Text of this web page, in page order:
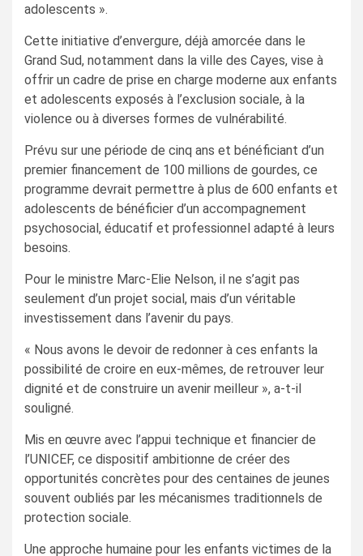
adolescents ».
Cette initiative d’envergure, déjà amorcée dans le
Grand Sud, notamment dans la ville des Cayes, vise à
offrir un cadre de prise en charge moderne aux enfants
et adolescents exposés à l’exclusion sociale, à la
violence ou à diverses formes de vulnérabilité.
Prévu sur une période de cinq ans et bénéficiant d’un
premier financement de 100 millions de gourdes, ce
programme devrait permettre à plus de 600 enfants et
adolescents de bénéficier d’un accompagnement
psychosocial, éducatif et professionnel adapté à leurs
besoins.
Pour le ministre Marc-Elie Nelson, il ne s’agit pas
seulement d’un projet social, mais d’un véritable
investissement dans l’avenir du pays.
« Nous avons le devoir de redonner à ces enfants la
possibilité de croire en eux-mêmes, de retrouver leur
dignité et de construire un avenir meilleur », a-t-il
souligné.
Mis en œuvre avec l’appui technique et financier de
l’UNICEF, ce dispositif ambitionne de créer des
opportunités concrètes pour des centaines de jeunes
souvent oubliés par les mécanismes traditionnels de
protection sociale.
Une approche humaine pour les enfants victimes de la